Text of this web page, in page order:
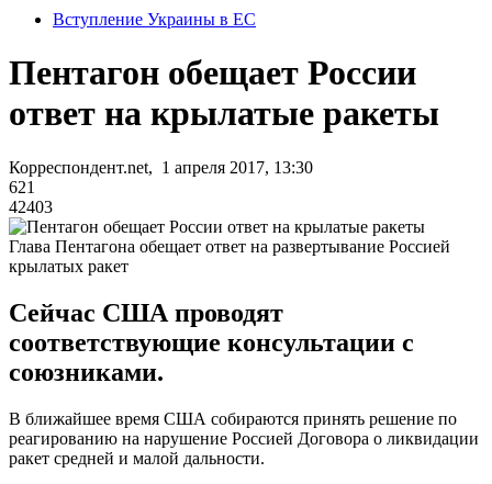
Вступление Украины в ЕС
Пентагон обещает России
ответ на крылатые ракеты
Корреспондент.net, 1 апреля 2017, 13:30
621
42403
Глава Пентагона обещает ответ на развертывание Россией
крылатых ракет
Сейчас США проводят
соответствующие консультации с
союзниками.
В ближайшее время США собираются принять решение по
реагированию на нарушение Россией Договора о ликвидации
ракет средней и малой дальности.